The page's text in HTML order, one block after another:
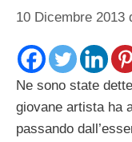
10 Dicembre 2013
Ne sono state
giovane artista ha
passando